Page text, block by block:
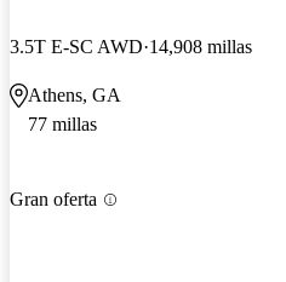
3.5T E-SC AWD 14,908 millas
Athens, GA
77 millas
Gran oferta